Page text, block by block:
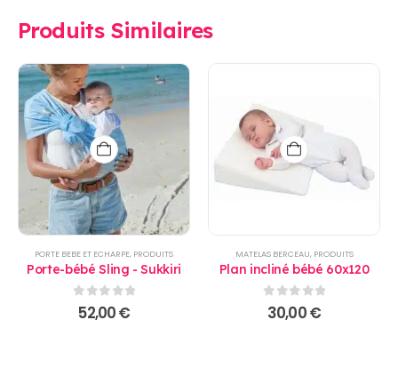
Produits Similaires
PORTE BEBE ET ECHARPE, PRODUITS
Porte-bébé Sling - Sukkiri
0sur 5
52,00€
MATELAS BERCEAU, PRODUITS
Plan incliné bébé 60x120
0sur 5
30,00€